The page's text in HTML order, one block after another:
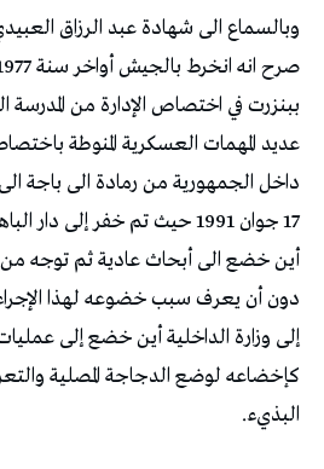
وبالسماع الی شهادة عبد الرزاق
ببنزرت في اختصاص الإدارة من المدرسة
عدید المهمات العسكریة المنوطة
داخل الجمهوریة من رمادة الی باجة
17 جوان 1991 حیث تم خفر إلی
أین خضع الی أبحاث عادیة ثم توجه من
إلی وزارة الداخلية أین خضع إلی
كإخضاعه لوضع الدجاجة المصلیة
البذيء.